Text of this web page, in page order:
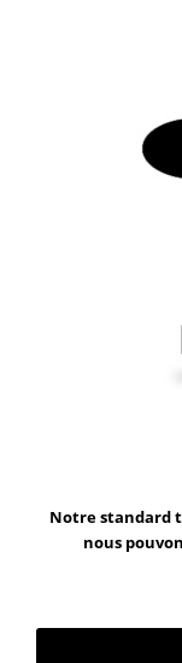
Notre standard
nous